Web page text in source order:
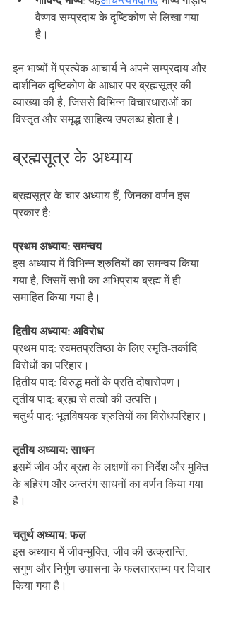
वैष्णव सम्प्रदाय के दृष्टिकोण से लिखा गया
है।
इन भाष्यों में प्रत्येक आचार्य ने अपने सम्प्रदाय और
दार्शनिक दृष्टिकोण के आधार पर ब्रह्मसूत्र की
व्याख्या की है, जिससे विभिन्न विचारधाराओं का
विस्तृत और समृद्ध साहित्य उपलब्ध होता है।
ब्रह्मसूत्र के अध्याय
ब्रह्मसूत्र के चार अध्याय हैं, जिनका वर्णन इस
प्रकार है:
प्रथम अध्याय: समन्वय
इस अध्याय में विभिन्न श्रुतियों का समन्वय किया
गया है, जिसमें सभी का अभिप्राय ब्रह्म में ही
समाहित किया गया है।
द्वितीय अध्याय: अविरोध
प्रथम पाद: स्वमतप्रतिष्ठा के लिए स्मृति-तर्कादि
विरोधों का परिहार।
द्वितीय पाद: विरुद्ध मतों के प्रति दोषारोपण।
तृतीय पाद: ब्रह्म से तत्वों की उत्पत्ति।
चतुर्थ पाद: भूतविषयक श्रुतियों का विरोधपरिहार।
तृतीय अध्याय: साधन
इसमें जीव और ब्रह्म के लक्षणों का निर्देश और मुक्ति
के बहिरंग और अन्तरंग साधनों का वर्णन किया गया
है।
चतुर्थ अध्याय: फल
इस अध्याय में जीवन्मुक्ति, जीव की उत्क्रान्ति,
सगुण और निर्गुण उपासना के फलतारतम्य पर विचार
किया गया है।